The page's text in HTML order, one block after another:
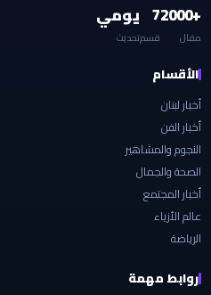
+2000
مقال
7
قسم
يومي
تحديث
الأقسام
أخبار لبنان
أخبار الفن
النجوم والمشاهير
الصحة والجمال
أخبار المجتمع
عالم الأزياء
الرياضة
روابط مهمة